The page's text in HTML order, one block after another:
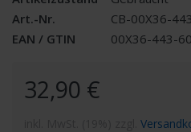
Art.-Nr.
CB-00X36-
EAN / GTIN
00X36-443-
32,90 €